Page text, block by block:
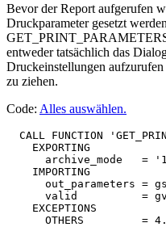
Bevor der Report aufgerufen
Druckparameter gesetzt
entweder tatsächlich das
Druckeinstellungen
zu ziehen.
Code: Alles auswählen.
CALL FUNCTION
    EXPORTING
archive_mode   =
    IMPORTING
out_parameters =
valid          =
    EXCEPTIONS
      OTHERS         = 4.